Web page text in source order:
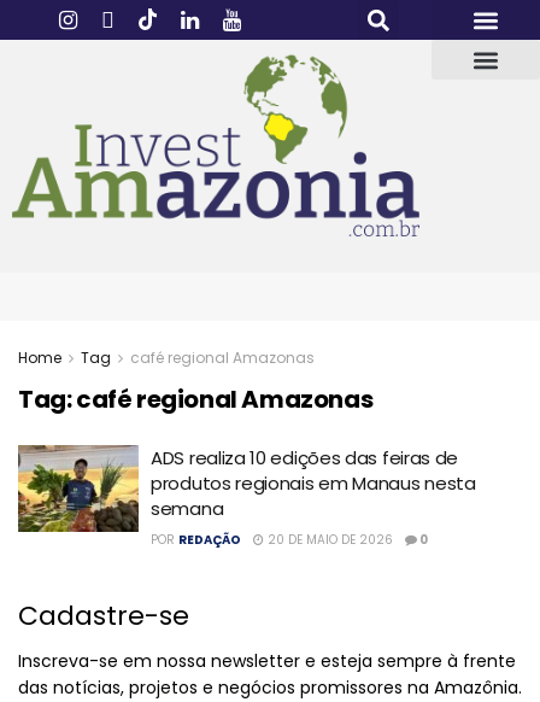
Home Tag café regional Amazonas
Tag:café regional Amazonas
ADS realiza 10 edições das feiras de
produtos regionais em Manaus nesta
semana
POR REDAÇÃO 20 DE MAIO DE 2026 0
Cadastre-se
Inscreva-se em nossa newsletter e esteja sempre à frente
das notícias, projetos e negócios promissores na Amazônia.